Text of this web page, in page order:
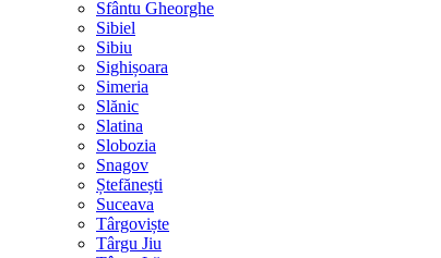
Sfântu Gheorghe
Sibiel
Sibiu
Sighișoara
Simeria
Slănic
Slatina
Slobozia
Snagov
Ștefănești
Suceava
Târgoviște
Târgu Jiu